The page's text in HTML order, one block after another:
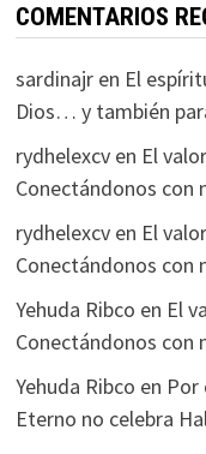
COMENTARIOS
sardinajren El
Dios… y también
rydhelexcven El
Conectándonos con
rydhelexcven El
Conectándonos con
Yehuda Ribco en El
Conectándonos con
Yehuda Ribco en Por
Eterno no celebra